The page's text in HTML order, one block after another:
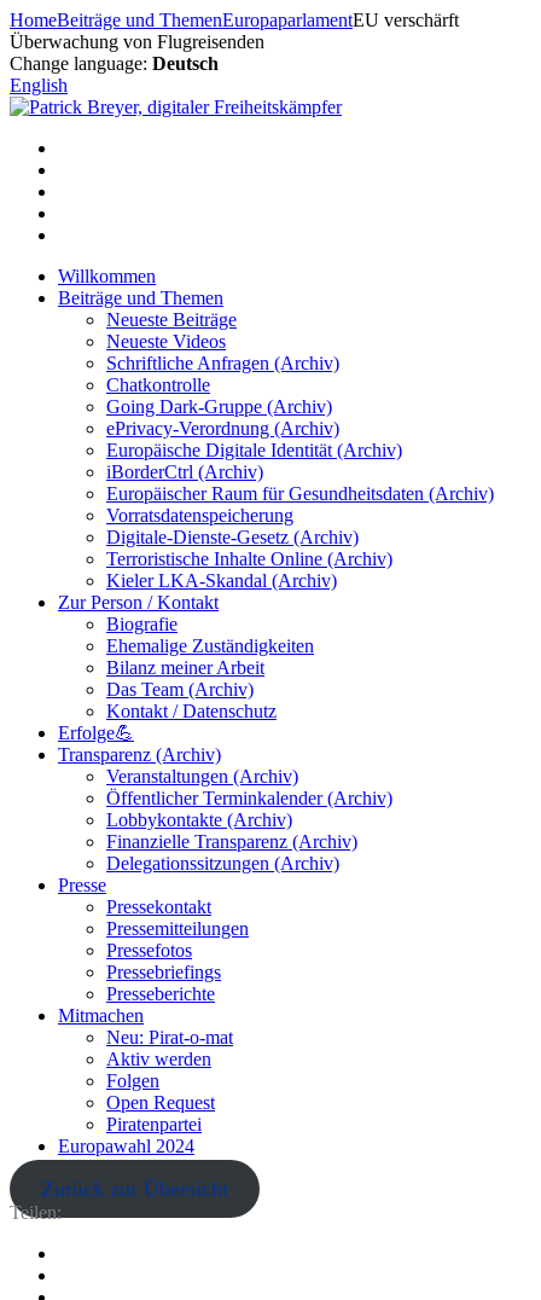
Zum
Inhalt
springen
HomeBeiträge und ThemenEuropaparlamentEU verschärft
Überwachung von Flugreisenden
Change language: Deutsch
English
Willkommen
Beiträge und Themen
Neueste Beiträge
Neueste Videos
Schriftliche Anfragen (Archiv)
Chatkontrolle
Going Dark-Gruppe (Archiv)
ePrivacy-Verordnung (Archiv)
Europäische Digitale Identität (Archiv)
iBorderCtrl (Archiv)
Europäischer Raum für Gesundheitsdaten (Archiv)
Vorratsdatenspeicherung
Digitale-Dienste-Gesetz (Archiv)
Terroristische Inhalte Online (Archiv)
Kieler LKA-Skandal (Archiv)
Zur Person / Kontakt
Biografie
Ehemalige Zuständigkeiten
Bilanz meiner Arbeit
Das Team (Archiv)
Kontakt / Datenschutz
Erfolge💪
Transparenz (Archiv)
Veranstaltungen (Archiv)
Öffentlicher Terminkalender (Archiv)
Lobbykontakte (Archiv)
Finanzielle Transparenz (Archiv)
Delegationssitzungen (Archiv)
Presse
Pressekontakt
Pressemitteilungen
Pressefotos
Pressebriefings
Presseberichte
Mitmachen
Neu: Pirat-o-mat
Aktiv werden
Folgen
Open Request
Piratenpartei
Europawahl 2024
Zurück zur Übersicht
Teilen: